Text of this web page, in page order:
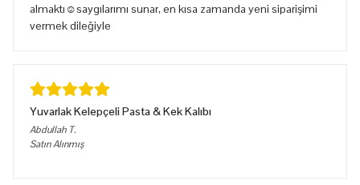
almaktı☺️saygılarımı sunar, en kısa zamanda yeni siparişimi
vermek dileğiyle
Yuvarlak Kelepçeli Pasta & Kek Kalıbı
Abdullah T.
Satın Alınmış